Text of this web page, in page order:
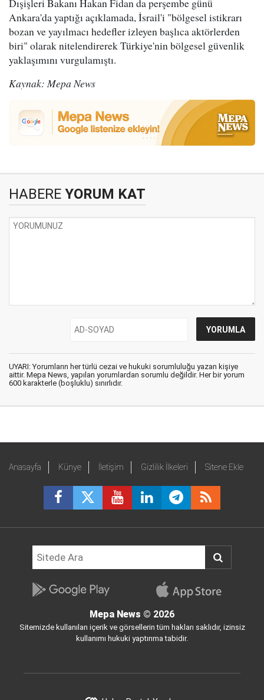
Dışişleri Bakanı Hakan Fidan da perşembe günü
Ankara'da yaptığı açıklamada, İsrail'i "bölgesel istikrarı
bozan ve yayılmacı hedefler izleyen başlıca aktörlerden
biri" olarak nitelendirerek Türkiye'nin bölgesel güvenlik
yaklaşımını vurgulamıştı.
Kaynak: Mepa News
HABERE YORUM KAT
UYARI: Yorumların her türlü cezai ve hukuki sorumluluğu yazan kişiye
aittir. Mepa News, yapılan yorumlardan sorumlu değildir. Her bir yorum
600 karakterle (boşluklu) sınırlıdır.
Anasayfa Künye İletişim Gizlilik İlkeleri Sitene Ekle
Mepa News © 2026
Sitemizde kullanılan içerik ve görsellerin tüm hakları saklıdır, izinsiz
kullanımı hukuki yaptırıma tabidir.